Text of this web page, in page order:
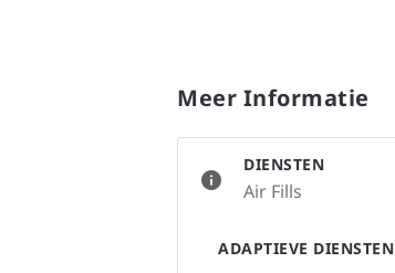
Meer Informatie
DIENSTEN
Air Fills
ADAPTIEVE DIENSTEN